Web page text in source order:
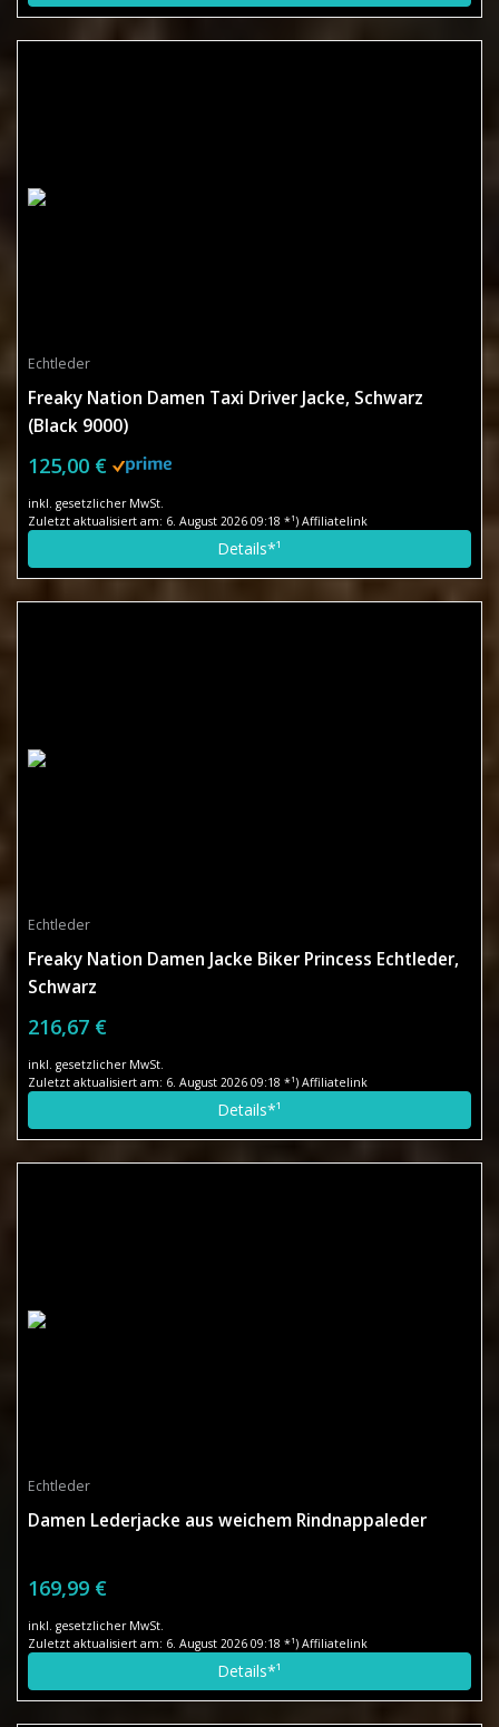
Echtleder
Freaky Nation Damen Taxi Driver Jacke, Schwarz
(Black 9000)
125,00 €
inkl. gesetzlicher MwSt.
Zuletzt aktualisiert am: 6. August 2026 09:18 *¹) Affiliatelink
Details*¹
Echtleder
Freaky Nation Damen Jacke Biker Princess Echtleder,
Schwarz
216,67 €
inkl. gesetzlicher MwSt.
Zuletzt aktualisiert am: 6. August 2026 09:18 *¹) Affiliatelink
Details*¹
Echtleder
Damen Lederjacke aus weichem Rindnappaleder
169,99 €
inkl. gesetzlicher MwSt.
Zuletzt aktualisiert am: 6. August 2026 09:18 *¹) Affiliatelink
Details*¹